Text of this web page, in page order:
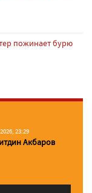
пожинает бурю
23:29
Акбаров